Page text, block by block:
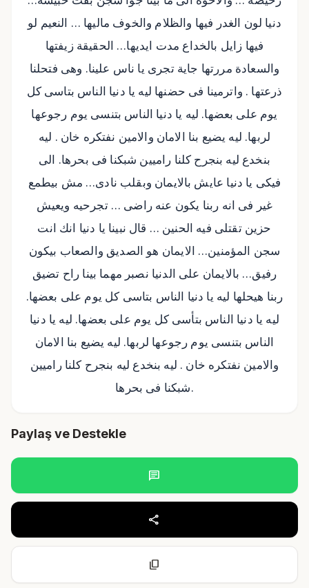
دنيا لون الغدر فيها والظلام والخوف ماليها … النعيم لو
فيها زايل بالخداع مدت ايديها… الحقيقة زيفتها
والسعادة مررتها جاية تجرى يا ناس علينا. وهى فتحلنا
ذرعتها . واترمينا فى حضنها ليه يا دنيا الناس بتاسى كل
يوم على بعضها. ليه يا دنيا الناس بتنسى يوم رجوعها
لربها. ليه يضيع بنا الامان والامين نفتكره خان . ليه
بنخدع ليه بنجرح كلنا راميين شبكنا فى بحرها. الى
فيكى يا دنيا عايش بالايمان وبقلب نادى… مش بيطمع
غير فى انه ربنا يكون عنه راضى … تجرحيه ويعيش
حزين تقتلى فيه الحنين … قال نبينا يا دنيا انك انت
سجن المؤمنين… الايمان هو الصديق والصعاب بيكون
رفيق… بالايمان على الدنيا نصبر مهما بينا راح تضيق
ربنا هيحلها ليه يا دنيا الناس بتاسى كل يوم على بعضها.
ليه يا دنيا الناس بتأسى كل يوم على بعضها. ليه يا دنيا
الناس بتنسى يوم رجوعها لربها. ليه يضيع بنا الامان
والامين نفتكره خان . ليه بنخدع ليه بنجرح كلنا راميين
شبكنا فى بحرها.
Paylaş ve Destekle
chat
share
content_copy